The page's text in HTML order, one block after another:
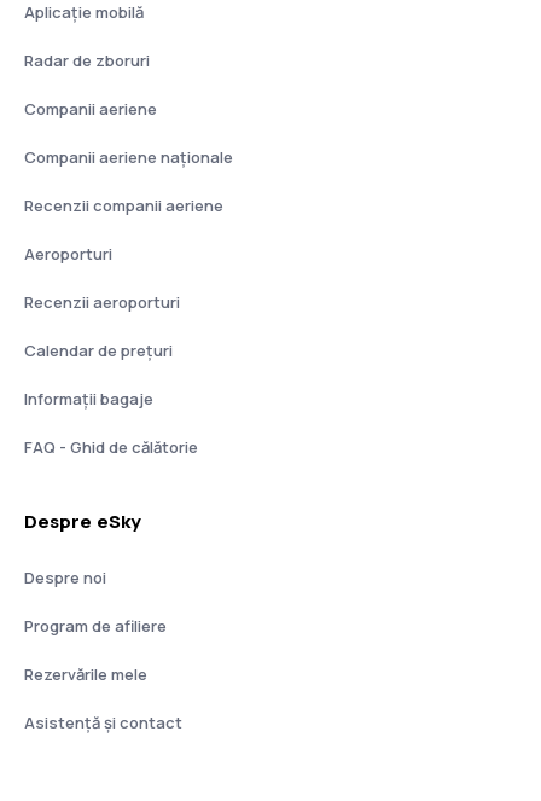
Aplicație mobilă
Radar de zboruri
Companii aeriene
Companii aeriene naţionale
Recenzii companii aeriene
Aeroporturi
Recenzii aeroporturi
Calendar de prețuri
Informații bagaje
FAQ - Ghid de călătorie
Despre eSky
Despre noi
Program de afiliere
Rezervările mele
Asistenţă şi contact